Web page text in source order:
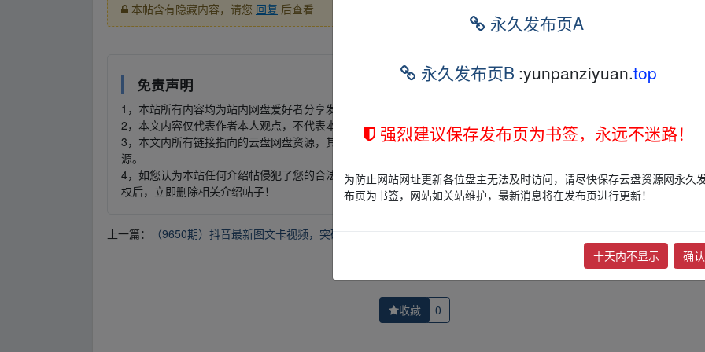
本帖含有隐藏内容，请您 回复 后查看
免责声明
1，本站所有内容均为站内网盘爱好者分享发布的网盘链接介绍展示帖子，
2，本文内容仅代表作者本人观点，不代表本网站立场，作者文责自负。
3，本文内所有链接指向的云盘网盘资源，其版权归版权方所有！其实际管理权为帖子发布者所有，本站无法操作相关资
源。
4，如您认为本站任何介绍帖侵犯了您的合法版权，请点击版权投诉进行投诉，我们将在确认本文链接指向的资源存在
权后，立即删除相关介绍帖子！
上一篇： （9650期）抖音最新图文卡视频，突破流量限 （8938期）每天一小时，月入1w+，
收藏 0
永久发布页A
永久发布页B :yunpanziyuan.top
强烈建议保存发布页为书签，永远不迷路！
为防止网站网址更新各位盘主无法及时访问，请尽快保存云盘资源网永久
布页为书签，网站如关站维护，最新消息将在发布页进行更新！
十天内不显示 确认